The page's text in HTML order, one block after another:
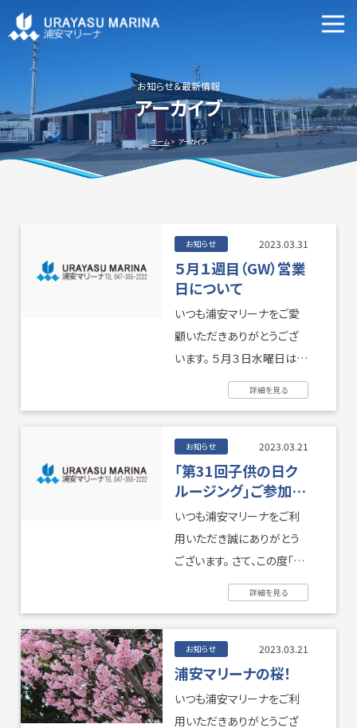
マリーナ施設案内
申込資格・艇の種類等
新艇・中古艇情報
よくあるご質問
個人情報保護方針
お知らせ＆最新情報
アーカイブ
ホーム アーカイブ
お知らせ 2023.03.31
５月１週目（GW）営業
日について
いつも浦安マリーナをご愛
顧いただきありがとうござ
います。 ５月３日水曜日は祝
日のため、通常営業となり
５月２日火曜日が振替休業
詳細を見る
お知らせ 2023.03.21
「第31回子供の日ク
ルージング」ご参加の
お願い
いつも浦安マリーナをご利
用いただき誠にありがとう
ございます。 さて、この度「第
31回子供の日クルージン
グ」を開催するにあたり 別
詳細を見る
お知らせ 2023.03.21
浦安マリーナの桜！
いつも浦安マリーナをご利
用いただきありがとうござ